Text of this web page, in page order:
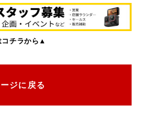
ai
l
チラから▲
ジに戻る